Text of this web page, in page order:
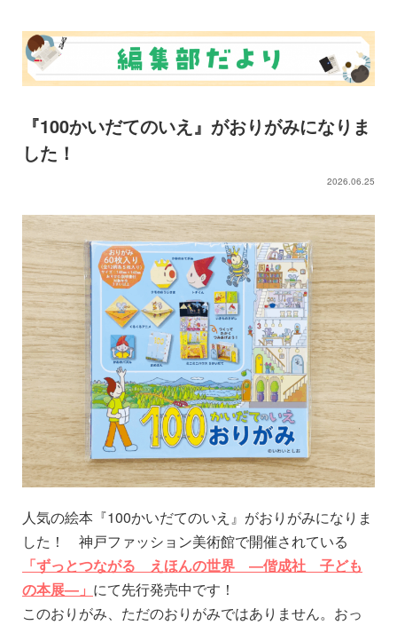
『100かいだてのいえ』がおりがみになりま
した！
2026.06.25
人気の絵本『100かいだてのいえ』がおりがみになりま
した！ 神戸ファッション美術館で開催されている
「ずっとつながる えほんの世界 ―偕成社 子ども
の本展―」 にて先行発売中です！
このおりがみ、ただのおりがみではありません。おっ